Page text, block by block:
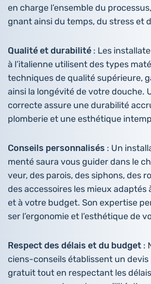
en charge l’en­semble du
gnant ainsi du temps, du stress et
Qualité et dura­bi­li­té : Les
à l’i­ta­lienne uti­lisent des types
tech­niques de qualité supé­rieure,
ainsi la lon­gé­vi­té de votre douche.
cor­recte assure une dura­bi­li­té
plom­be­rie et une esthé­tique
Conseils per­son­na­li­sés : Un
men­té saura vous guider dans le
veur, des parois, des siphons, des
des acces­soires les mieux adaptés
et à votre budget. Son exper­tise
ser l’er­go­no­mie et l’es­thé­tique de
Respect des délais et du budget :
ciens-conseils éta­blissent un devis
gratuit tout en res­pec­tant les